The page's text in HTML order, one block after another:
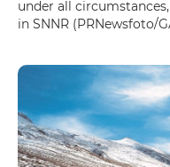
under all
in SNNR (PRNewsfoto/